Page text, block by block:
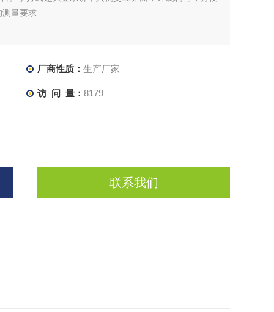
测量要求
厂商性质： 生产厂家
访 问 量： 8179
联系我们